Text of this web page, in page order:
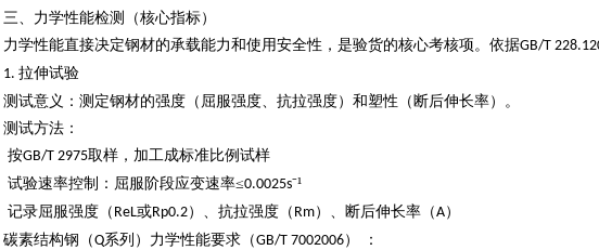
三、力学性能检测（核心指标）
力学性能直接决定钢材的承载能力和使用安全性，是验货的核心考核项。依据GB/T
1. 拉伸试验
测试意义：测定钢材的强度（屈服强度、抗拉强度）和塑性（断后伸长率）。
测试方法：
按GB/T 2975取样，加工成标准比例试样
试验速率控制：屈服阶段应变速率≤0.0025s⁻¹
记录屈服强度（ ReL或Rp0.2）、抗拉强度（ Rm）、断后伸长率（A）
碳素结构钢（Q系列）力学性能要求（GB/T 7002006） ：